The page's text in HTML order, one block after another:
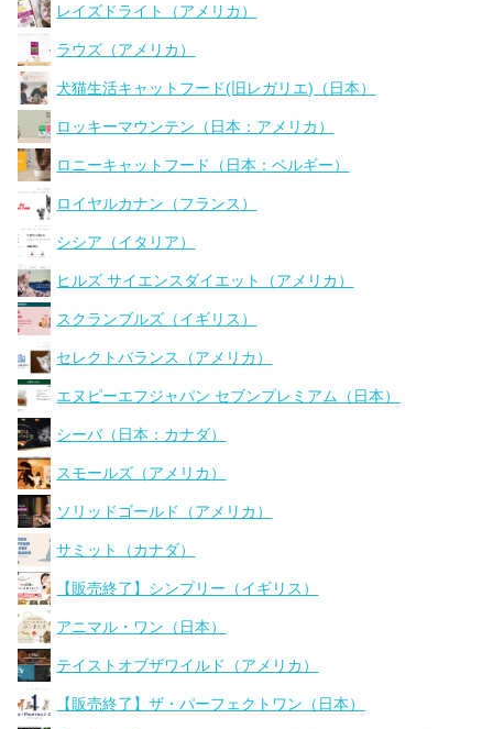
レイズドライト（アメリカ）
ラウズ（アメリカ）
犬猫生活キャットフード(旧レガリエ)（日本）
ロッキーマウンテン（日本：アメリカ）
ロニーキャットフード（日本：ベルギー）
ロイヤルカナン（フランス）
シシア（イタリア）
ヒルズ サイエンスダイエット（アメリカ）
スクランブルズ（イギリス）
セレクトバランス（アメリカ）
エヌピーエフジャパン セブンプレミアム（日本）
シーバ（日本：カナダ）
スモールズ（アメリカ）
ソリッドゴールド（アメリカ）
サミット（カナダ）
【販売終了】シンプリー（イギリス）
アニマル・ワン（日本）
テイストオブザワイルド（アメリカ）
【販売終了】ザ・パーフェクトワン（日本）